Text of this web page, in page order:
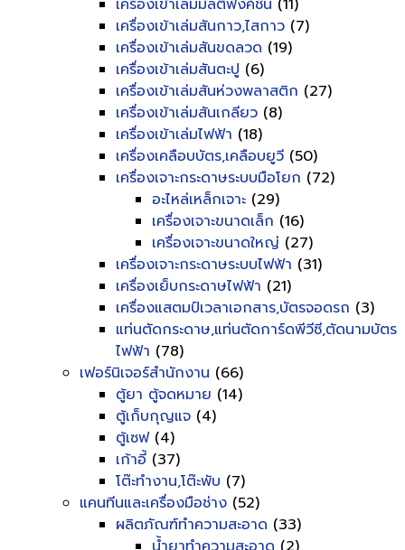
เครื่องเข้าเล่มมัลติฟังค์ชั่น (11)
เครื่องเข้าเล่มสันกาว,ไสกาว (7)
เครื่องเข้าเล่มสันขดลวด (19)
เครื่องเข้าเล่มสันตะปู (6)
เครื่องเข้าเล่มสันห่วงพลาสติก (27)
เครื่องเข้าเล่มสันเกลียว (8)
เครื่องเข้าเล่มไฟฟ้า (18)
เครื่องเคลือบบัตร,เคลือบยูวี (50)
เครื่องเจาะกระดาษระบบมือโยก (72)
อะไหล่เหล็กเจาะ (29)
เครื่องเจาะขนาดเล็ก (16)
เครื่องเจาะขนาดใหญ่ (27)
เครื่องเจาะกระดาษระบบไฟฟ้า (31)
เครื่องเย็บกระดาษไฟฟ้า (21)
เครื่องแสตมป์เวลาเอกสาร,บัตรจอดรถ (3)
แท่นตัดกระดาษ,แท่นตัดการ์ดพีวีซี,ตัดนามบัตร
ไฟฟ้า (78)
เฟอร์นิเจอร์สำนักงาน (66)
ตู้ยา ตู้จดหมาย (14)
ตู้เก็บกุญแจ (4)
ตู้เซฟ(4)
เก้าอี้ (37)
โต๊ะทำงาน,โต๊ะพับ (7)
แคนทีนและเครื่องมือช่าง (52)
ผลิตภัณฑ์ทำความสะอาด (33)